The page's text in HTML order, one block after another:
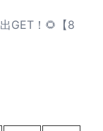
GET！🌻【8